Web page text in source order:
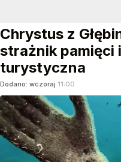
Chrystus z
strażnik pamięci
turystyczna
Dodano: wczoraj 11:00